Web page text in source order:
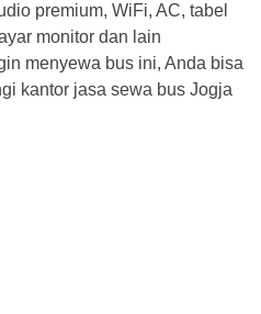
premium, WiFi, AC, tabel
monitor dan lain
menyewa bus ini, Anda bisa
kantor jasa sewa bus Jogja